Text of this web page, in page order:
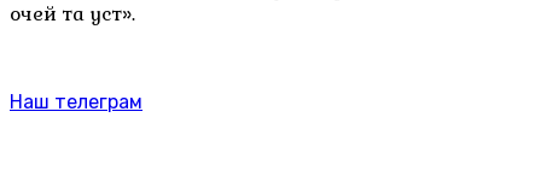
очей та уст».
Наш телеграм